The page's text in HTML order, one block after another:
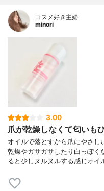
コスメ好き主婦
minori
3.00
爪が乾燥しなくて匂いも
オイルで落とすから爪にやさ
乾燥やガサガサしたり白っぽく
ると少しヌルヌルする感じオイ